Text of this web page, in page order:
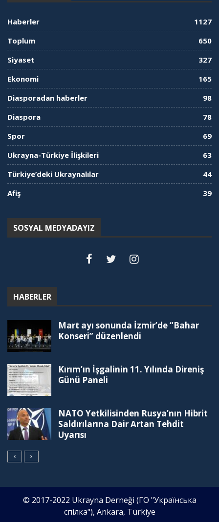
Haberler
1127
Toplum
650
Siyaset
327
Ekonomi
165
Diasporadan haberler
98
Diaspora
78
Spor
69
Ukrayna-Türkiye İlişkileri
63
Türkiye’deki Ukraynalılar
44
Afiş
39
SOSYAL MEDYADAYIZ
HABERLER
Mart ayı sonunda İzmir’de “Bahar
Konseri” düzenlendi
Kırım’ın İşgalinin 11. Yılında Direniş
Günü Paneli
NATO Yetkilisinden Rusya’nın Hibrit
Saldırılarına Dair Artan Tehdit
Uyarısı
© 2017-2022 Ukrayna Derneği (ГО "Українська
спілка"), Ankara, Türkiye